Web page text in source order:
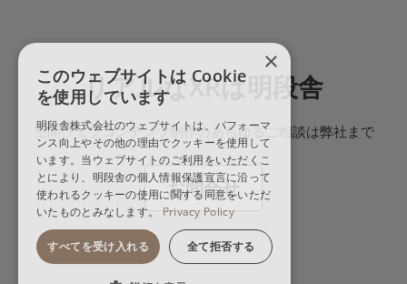
リアルなXRは明段舎
空間ウェブコンテンツ制作のあらゆるご相談は弊社まで
お問合せ
×
このウェブサイトは Cookie
を使用しています
明段舎株式会社のウェブサイトは、パフォーマ
ンス向上やその他の理由でクッキーを使用して
います。当ウェブサイトのご利用をいただくこ
とにより、明段舎の個人情報保護宣言に沿って
使われるクッキーの使用に関する同意をいただ
いたものとみなします。 Privacy Policy
すべてを受け入れる 全て拒否する